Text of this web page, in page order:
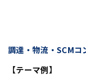
調達・物流・SCMコ
【テーマ例】